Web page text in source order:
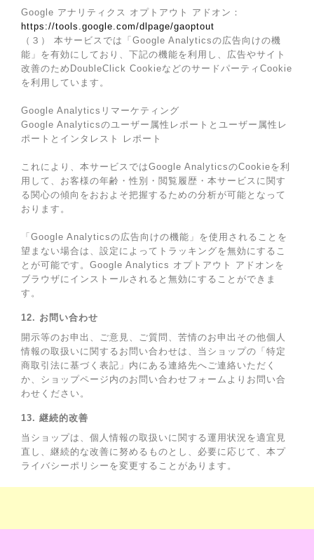
Google アナリティクス オプトアウト アドオン：
https://tools.google.com/dlpage/gaoptout
（３） 本サービスでは「Google Analyticsの広告向けの機
能」を有効にしており、下記の機能を利用し、広告やサイト
改善のためDoubleClick CookieなどのサードパーティCookie
を利用しています。
Google Analyticsリマーケティング
Google Analyticsのユーザー属性レポートとユーザー属性レ
ポートとインタレスト レポート
これにより、本サービスではGoogle AnalyticsのCookieを利
用して、お客様の年齢・性別・閲覧履歴・本サービスに関す
る関心の傾向をおおよそ把握するための分析が可能となって
おります。
「Google Analyticsの広告向けの機能」を使用されることを
望まない場合は、設定によってトラッキングを無効にするこ
とが可能です。Google Analytics オプトアウト アドオンを
ブラウザにインストールされると無効にすることができま
す。
12. お問い合わせ
開示等のお申出、ご意見、ご質問、苦情のお申出その他個人
情報の取扱いに関するお問い合わせは、当ショップの「特定
商取引法に基づく表記」内にある連絡先へご連絡いただく
か、ショップページ内のお問い合わせフォームよりお問い合
わせください。
13. 継続的改善
当ショップは、個人情報の取扱いに関する運用状況を適宜見
直し、継続的な改善に努めるものとし、必要に応じて、本プ
ライバシーポリシーを変更することがあります。